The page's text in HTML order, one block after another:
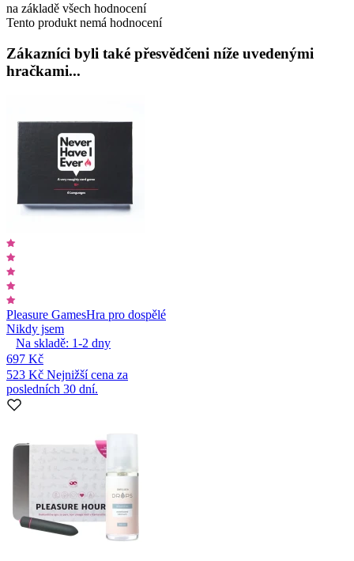
na základě všech hodnocení
Tento produkt nemá hodnocení
Zákazníci byli také přesvědčeni níže uvedenými
hračkami...
Pleasure GamesHra pro dospělé
Nikdy jsem
Na skladě: 1-2 dny
697 Kč
523 Kč Nejnižší cena za
posledních 30 dní.